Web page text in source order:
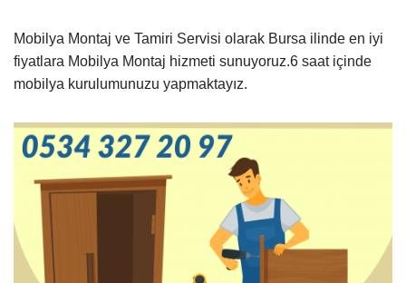
Mobilya Montaj ve Tamiri Servisi olarak Bursa ilinde en iyi
fiyatlara Mobilya Montaj hizmeti sunuyoruz.6 saat içinde
mobilya kurulumunuzu yapmaktayız.